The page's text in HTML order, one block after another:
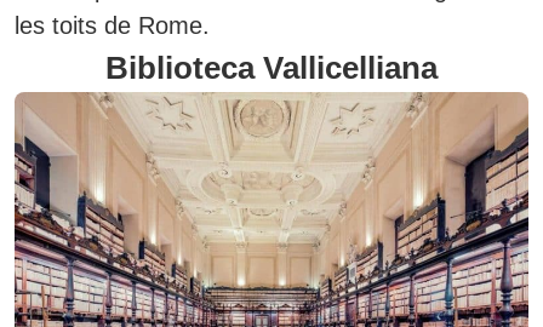
les toits de Rome.
Biblioteca Vallicelliana